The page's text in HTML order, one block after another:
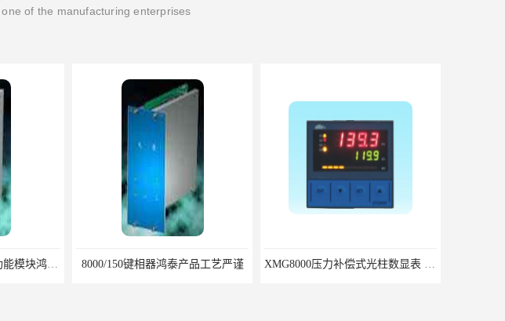
of the manufacturing enterprises
8000B-042双通道胀差功能模块鸿泰产品性价比好 8000/150键相器鸿泰产品工艺严谨 XMG8000压力补偿式光柱数显表 XMG82666优选北京鸿泰顺达科技